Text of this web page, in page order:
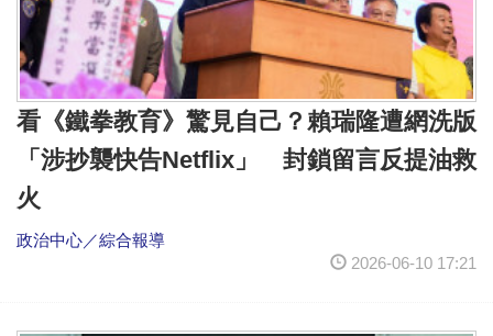
看《鐵拳教育》驚見自己？賴瑞隆遭網洗版
「涉抄襲快告Netflix」 封鎖留言反提油救
火
政治中心／綜合報導
2026-06-10 17:21